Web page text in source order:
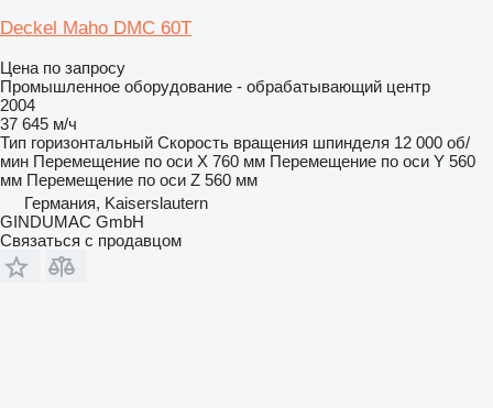
Deckel Maho DMC 60T
Цена по запросу
Промышленное оборудование - обрабатывающий центр
2004
37 645 м/ч
Тип горизонтальный Скорость вращения шпинделя 12 000 об/
мин Перемещение по оси X 760 мм Перемещение по оси Y 560
мм Перемещение по оси Z 560 мм
Германия, Kaiserslautern
GINDUMAC GmbH
Связаться с продавцом